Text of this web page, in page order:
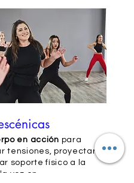
en acción para
tensiones, proyectar
soporte físico a la
voz en